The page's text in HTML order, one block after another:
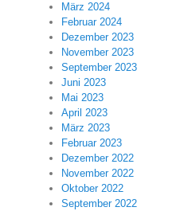
März 2024
Februar 2024
Dezember 2023
November 2023
September 2023
Juni 2023
Mai 2023
April 2023
März 2023
Februar 2023
Dezember 2022
November 2022
Oktober 2022
September 2022